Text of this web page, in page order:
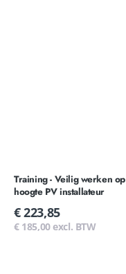
Training - Veilig werken op
hoogte PV installateur
Normale
prijs
€ 223,85
€ 185,00 excl. BTW